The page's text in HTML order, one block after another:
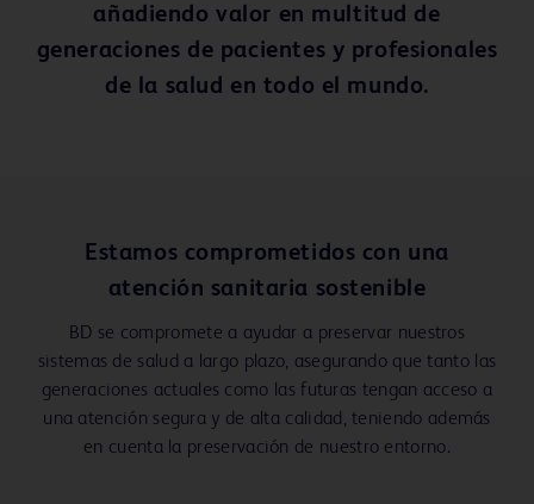
añadiendo valor en multitud de
generaciones de pacientes y profesionales
de la salud en todo el mundo.
Estamos comprometidos con una
atención sanitaria sostenible
BD se compromete a ayudar a preservar nuestros
sistemas de salud a largo plazo, asegurando que tanto las
generaciones actuales como las futuras tengan acceso a
una atención segura y de alta calidad, teniendo además
en cuenta la preservación de nuestro entorno.